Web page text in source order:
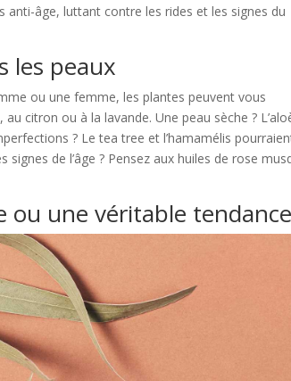
âge, luttant contre les rides et les signes du
les peaux
ou une femme, les plantes peuvent vous
citron ou à la lavande. Une peau sèche ?
? Le tea tree et l’hamamélis
de l’âge ? Pensez aux huiles de rose
ou une véritable